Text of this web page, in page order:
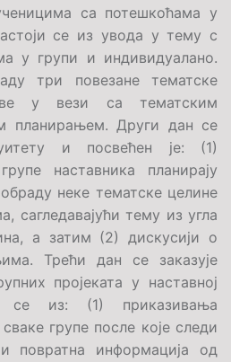
са потешкоћама у
се из увода у тему с
у групи и индивидуалано.
три повезане тематске
у вези са тематским
планирањем. Други дан се
и посвећен је: (1)
наставника планирају
неке тематске целине
сагледавајући тему из угла
а затим (2) дискусији о
Трећи дан се заказује
пројеката у наставној
се из: (1) приказивања
групе после које следи
повратна информација од